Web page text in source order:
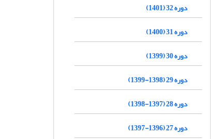
دوره 32 (1401)
دوره 31 (1400)
دوره 30 (1399)
دوره 29 (1398-1399)
دوره 28 (1397-1398)
دوره 27 (1396-1397)